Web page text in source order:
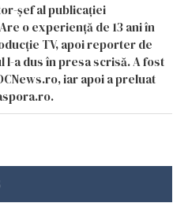
șef al publicației
o experiență de 13 ani în
TV, apoi reporter de
a dus în presa scrisă. A fost
iar apoi a preluat